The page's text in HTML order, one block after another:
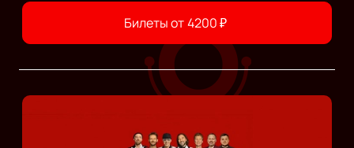
Билеты от4200₽